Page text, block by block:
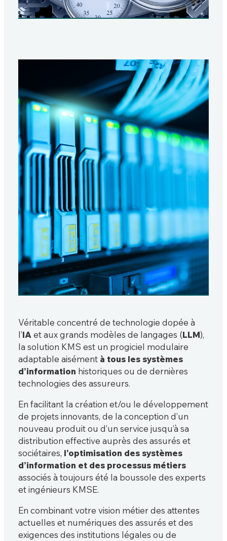
Véritable concentré de technologie dopée à
l’IA et aux grands modèles de langages (LLM),
la solution KMS est un progiciel modulaire
adaptable aisément à tous les systèmes
d’information historiques ou de dernières
technologies des assureurs.
En facilitant la création et/ou le développement
de projets innovants, de la conception d’un
nouveau produit ou d’un service jusqu’à sa
distribution effective auprès des assurés et
sociétaires, l’optimisation des systèmes
d’information et des processus métiers
associés à toujours été la boussole des experts
et ingénieurs KMSE.
En combinant votre vision métier des attentes
actuelles et numériques des assurés et des
exigences des institutions légales ou de